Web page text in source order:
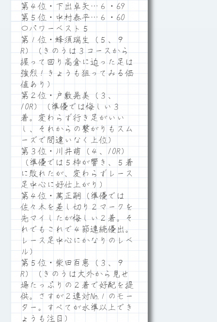
第４位・下出卓矢…６・69
第５位・中村泰平…６・60
〇パワーベスト５
第１位・蜂須瑞生（５、９
R）（きのうは３コースから
握って回り高倉に迫った足は
強烈！きょうも狙ってみる価
値あり）
第２位・戸敷晃美（３、
10R）（準優では悔しい３
着。変わらず行き足がいい
し、それからの繋がりもスム
ーズで間違いなく上位）
第３位・川井萌（４、10R）
（準優では５枠が響き、５着
に敗れたが、変わらずレース
足中心に好仕上がり）
第４位・萬正嗣（準優では
佐々木を差し切り２マークを
先マイしたが悔しい２着。そ
れでもこれで４節連続優出。
レース足中心にかなりのレベ
ル）
第５位・柴田百恵（３、９
R）（きのうは大外から見せ
場たっぷりの２着で好配を提
供。さすが２連対№１のモー
ター。すべてが水準以上でき
ょうも注目）